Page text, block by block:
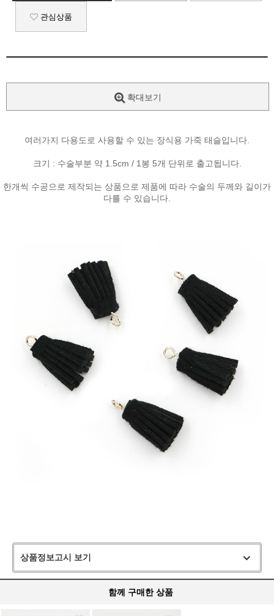
관심상품
확대보기
여러가지 다용도로 사용할 수 있는 장식용 가죽 태슬입니다.
크기 : 수술부분 약 1.5cm / 1봉 5개 단위로 출고됩니다.
한개씩 수공으로 제작되는 상품으로 제품에 따라 수술의 두께와 길이가
다를 수 있습니다.
상품정보고시 보기
함께 구매한 상품